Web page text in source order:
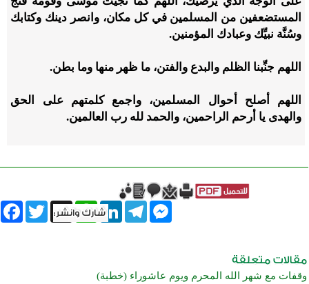
المستضعفين من المسلمين في كل مكان، وانصر دينك وكتابك
وسُنَّة نبيِّك وعبادك المؤمنين.
اللهم جنِّبنا الظلم والبدع والفتن، ما ظهر منها وما بطن.
اللهم أصلح أحوال المسلمين، واجمع كلمتهم على الحق
والهدى يا أرحم الراحمين، والحمد لله رب العالمين.
Twitter X
WhatsAppLinkedInTelegram
Messenger
وقفات مع شهر الله المحرم ويوم عاشوراء (خطبة)